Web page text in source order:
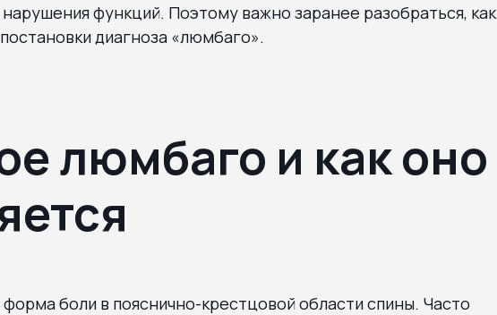
функций. Поэтому важно заранее разобраться, как
диагноза «люмбаго».
люмбаго и как оно
боли в пояснично-крестцовой области спины. Часто